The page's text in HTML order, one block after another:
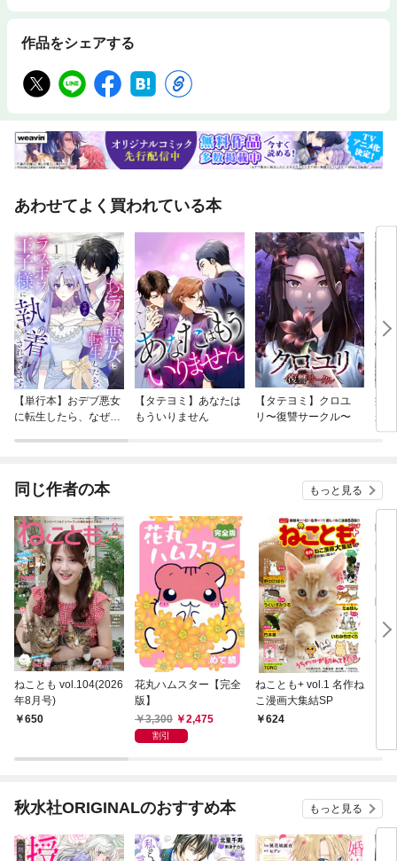
作品をシェアする
あわせてよく買われている本
【単行本】おデブ悪女
に転生したら、なぜか
【タテヨミ】あなたは
もういりません
【タテヨミ】クロユ
リ〜復讐サークル〜
病
が
ぎ
同じ作者の本 もっと見る
ねことも vol.104(2026
年8月号)
650
花丸ハムスター【完全
版】
3,300
2,475
割引
ねことも+ vol.1 名作ね
こ漫画大集結SP
624
秋水社ORIGINALのおすすめ本 もっと見る